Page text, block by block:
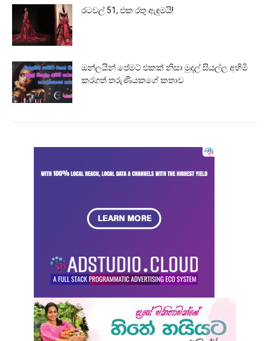
රටවල් 51, එක රතු ඇඳුමයි!
ඔන්ලයින් පේමට් එකක් නිසා මුදල් සියල්ල අහිමි
කරගත් තරුණියකගේ කතාව